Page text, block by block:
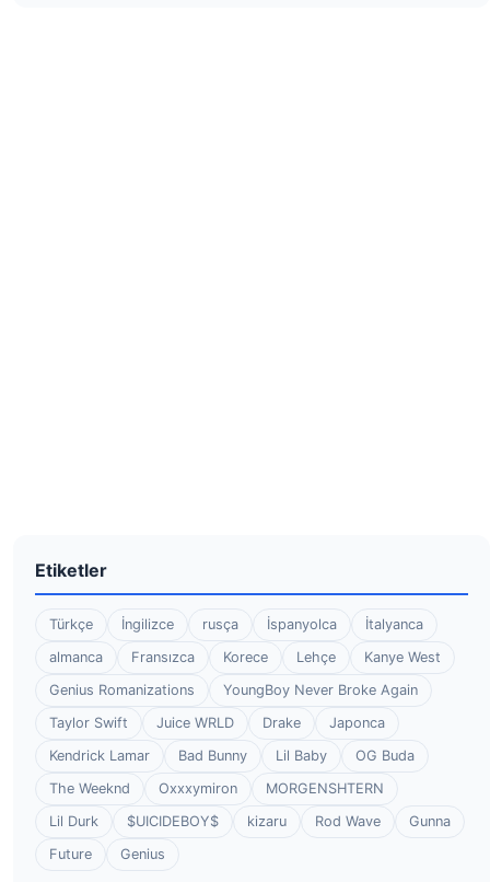
Etiketler
Türkçe İngilizce rusça İspanyolca
İtalyanca
almanca
Fransızca Korece Lehçe
Kanye West
Genius Romanizations
YoungBoy Never Broke Again
Taylor Swift
Juice WRLD Drake
Japonca
Kendrick Lamar
Bad Bunny Lil Baby
OG Buda
The Weeknd
Oxxxymiron
MORGENSHTERN
Lil Durk
$UICIDEBOY$ kizaru Rod Wave
Gunna
Future
Genius